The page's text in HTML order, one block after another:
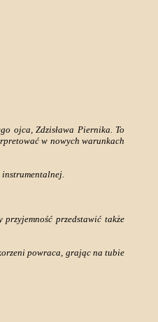
ojca, Zdzisława Piernika. To
w nowych warunkach
instrumentalnej.
przedstawić także
powraca, grając na tubie